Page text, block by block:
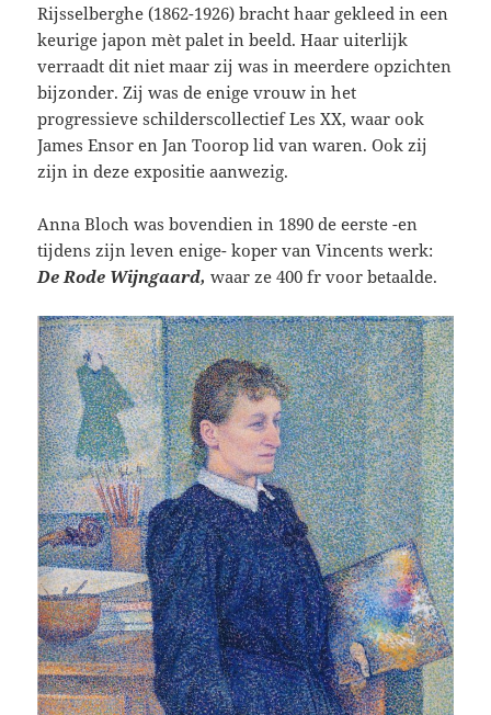
Rijsselberghe (1862-1926) bracht haar gekleed in een
keurige japon mèt palet in beeld. Haar uiterlijk
verraadt dit niet maar zij was in meerdere opzichten
bijzonder. Zij was de enige vrouw in het
progressieve schilderscollectief Les XX, waar ook
James Ensor en Jan Toorop lid van waren. Ook zij
zijn in deze expositie aanwezig.
Anna Bloch was bovendien in 1890 de eerste -en
tijdens zijn leven enige- koper van Vincents werk:
De Rode Wijngaard,waar ze 400 fr voor betaalde.